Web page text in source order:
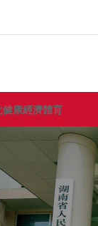
健康經濟體育